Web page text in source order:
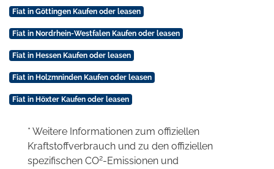
Fiat in Göttingen Kaufen oder leasen
Fiat in Nordrhein-Westfalen Kaufen oder leasen
Fiat in Hessen Kaufen oder leasen
Fiat in Holzmninden Kaufen oder leasen
Fiat in Höxter Kaufen oder leasen
* Weitere Informationen zum offiziellen
Kraftstoffverbrauch und zu den offiziellen
spezifischen CO2-Emissionen und